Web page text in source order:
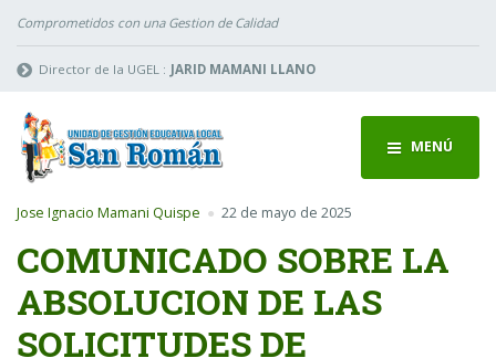
Comprometidos con una Gestion de Calidad
Director de la UGEL : JARID MAMANI LLANO
MENÚ
Jose Ignacio Mamani Quispe 22 de mayo de 2025
COMUNICADO SOBRE LA
ABSOLUCION DE LAS
SOLICITUDES DE